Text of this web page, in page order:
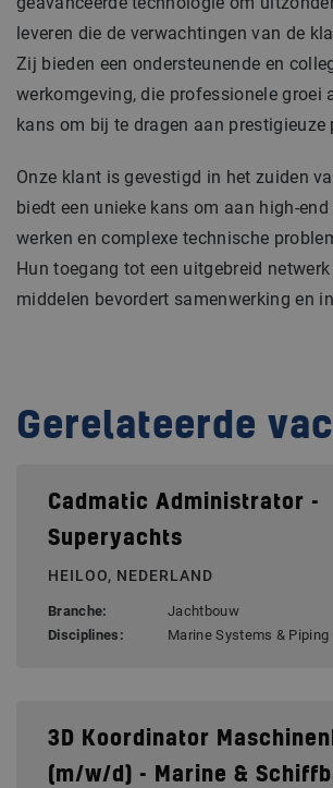
leveren die de verwachtingen van de
Zij bieden een ondersteunende en
werkomgeving, die professionele groei
kans om bij te dragen aan prestigieuze
Onze klant is gevestigd in het zuiden
biedt een unieke kans om aan high-
werken en complexe technische
Hun toegang tot een uitgebreid
middelen bevordert samenwerking en
Gerelateerde
Cadmatic Administrator -
Superyachts
HEILOO, NEDERLAND
Branche:
Jachtbouw
Disciplines:
Marine Systems & Piping
3D Koordinator
(m/w/d) - Marine &